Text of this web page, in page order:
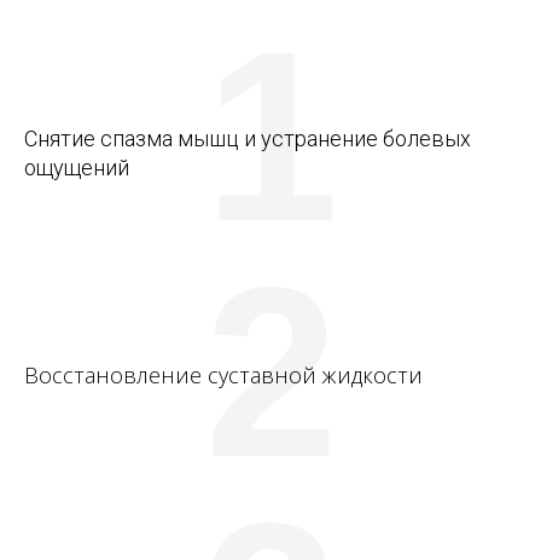
Снятие спазма мышц и устранение болевых
ощущений
1
Восстановление суставной жидкости
2